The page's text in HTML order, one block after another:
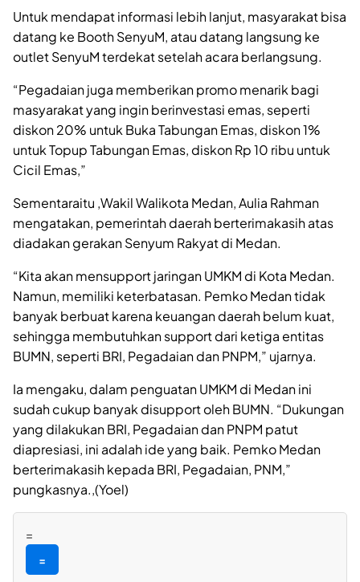
Untuk mendapat informasi lebih lanjut, masyarakat bisa
datang ke Booth SenyuM, atau datang langsung ke
outlet SenyuM terdekat setelah acara berlangsung.
“Pegadaian juga memberikan promo menarik bagi
masyarakat yang ingin berinvestasi emas, seperti
diskon 20% untuk Buka Tabungan Emas, diskon 1%
untuk Topup Tabungan Emas, diskon Rp 10 ribu untuk
Cicil Emas,”
Sementaraitu ,Wakil Walikota Medan, Aulia Rahman
mengatakan, pemerintah daerah berterimakasih atas
diadakan gerakan Senyum Rakyat di Medan.
“Kita akan mensupport jaringan UMKM di Kota Medan.
Namun, memiliki keterbatasan. Pemko Medan tidak
banyak berbuat karena keuangan daerah belum kuat,
sehingga membutuhkan support dari ketiga entitas
BUMN, seperti BRI, Pegadaian dan PNPM,” ujarnya.
Ia mengaku, dalam penguatan UMKM di Medan ini
sudah cukup banyak disupport oleh BUMN. “Dukungan
yang dilakukan BRI, Pegadaian dan PNPM patut
diapresiasi, ini adalah ide yang baik. Pemko Medan
berterimakasih kepada BRI, Pegadaian, PNM,”
pungkasnya.,(Yoel)
=
=